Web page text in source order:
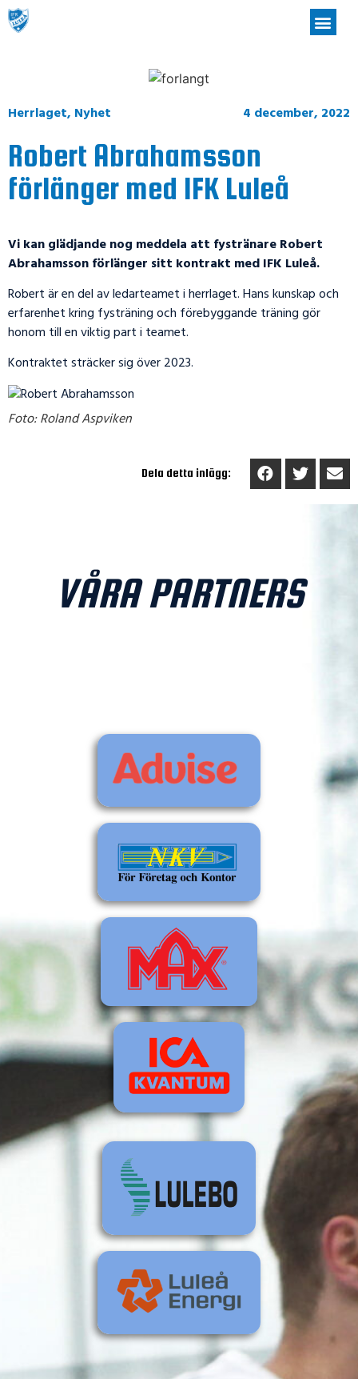
Herrlaget, Nyhet 4 december, 2022
Robert Abrahamsson
förlänger med IFK Luleå
Vi kan glädjande nog meddela att fystränare Robert
Abrahamsson förlänger sitt kontrakt med IFK Luleå.
Robert är en del av ledarteamet i herrlaget. Hans kunskap och
erfarenhet kring fysträning och förebyggande träning gör
honom till en viktig part i teamet.
Kontraktet sträcker sig över 2023.
Foto: Roland Aspviken
Dela detta inlägg:
VÅRA PARTNERS